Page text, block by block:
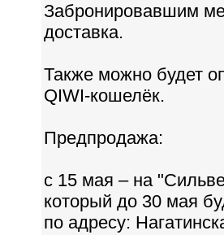
Забронировавшим
доставка.
Также можно будет
QIWI-кошелёк.
Предпродажа:
с 15 мая – на
который до 30 мая
по адресу: